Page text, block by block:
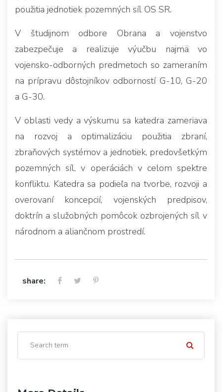
použitia jednotiek pozemných síl OS SR.
V študijnom odbore Obrana a vojenstvo
zabezpečuje a realizuje výučbu najmä vo
vojensko-odborných predmetoch so zameraním
na prípravu dôstojníkov odborností G-10, G-20
a G-30.
V oblasti vedy a výskumu sa katedra zameriava
na rozvoj a optimalizáciu použitia zbraní,
zbraňových systémov a jednotiek, predovšetkým
pozemných síl, v operáciách v celom spektre
konfliktu. Katedra sa podieľa na tvorbe, rozvoji a
overovaní koncepcií, vojenských predpisov,
doktrín a služobných pomôcok ozbrojených síl v
národnom a aliančnom prostredí.
share: